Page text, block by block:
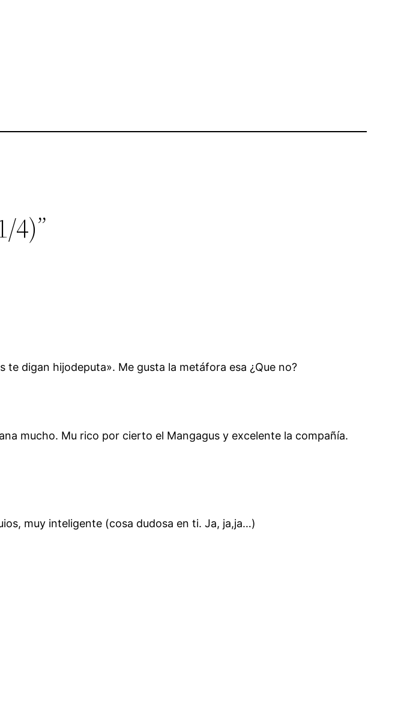
4)”
digan hijodeputa». Me gusta la metáfora esa ¿Que no?
mucho. Mu rico por cierto el Mangagus y excelente la compañía.
muy inteligente (cosa dudosa en ti. Ja, ja,ja…)